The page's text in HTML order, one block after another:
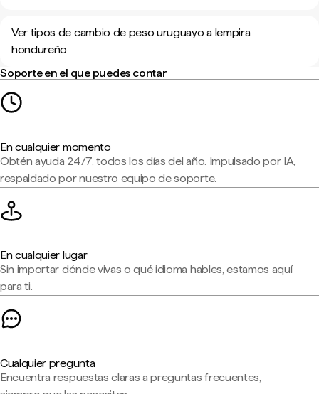
Ver tipos de cambio de peso uruguayo a lempira
hondureño
Soporte en el que puedes contar
En cualquier momento
Obtén ayuda 24/7, todos los días del año. Impulsado por IA,
respaldado por nuestro equipo de soporte.
En cualquier lugar
Sin importar dónde vivas o qué idioma hables, estamos aquí
para ti.
Cualquier pregunta
Encuentra respuestas claras a preguntas frecuentes,